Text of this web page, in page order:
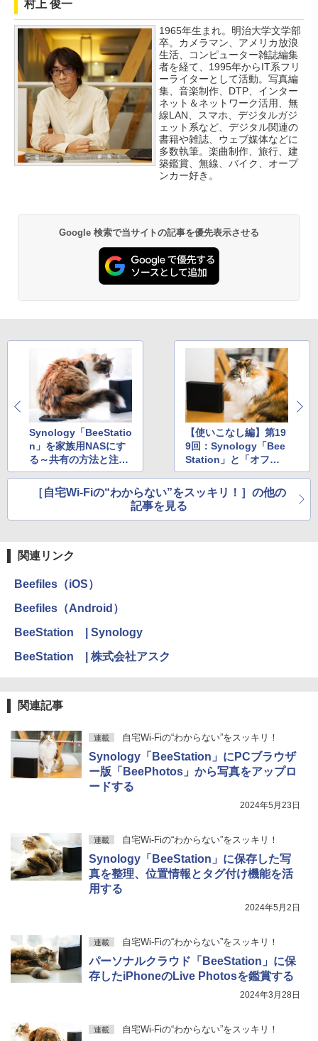
村上 俊一
1965年生まれ。明治大学文学部
卒。カメラマン、アメリカ放浪
生活、コンピューター雑誌編集
者を経て、1995年からIT系フリ
ーライターとして活動。写真編
集、音楽制作、DTP、インター
ネット＆ネットワーク活用、無
線LAN、スマホ、デジタルガジ
ェット系など、デジタル関連の
書籍や雑誌、ウェブ媒体などに
多数執筆。楽曲制作、旅行、建
築鑑賞、無線、バイク、オープ
ンカー好き。
Google 検索で当サイトの記事を優先表示させる
Synology「BeeStatio
n」を家族用NASにす
る～共有の方法と注意
点
【使いこなし編】第19
9回：Synology「Bee
Station」と「オフラ
インアクセス」機能
で、ファイルを便利に
持ち歩く
［自宅Wi-Fiの“わからない”をスッキリ！］の他の
記事を見る
関連リンク
Beefiles（iOS）
Beefiles（Android）
BeeStation | Synology
BeeStation | 株式会社アスク
関連記事
連載 自宅Wi-Fiの“わからない”をスッキリ！
Synology「BeeStation」にPCブラウザ
ー版「BeePhotos」から写真をアップロ
ードする
2024年5月23日
連載 自宅Wi-Fiの“わからない”をスッキリ！
Synology「BeeStation」に保存した写
真を整理、位置情報とタグ付け機能を活
用する
2024年5月2日
連載 自宅Wi-Fiの“わからない”をスッキリ！
パーソナルクラウド「BeeStation」に保
存したiPhoneのLive Photosを鑑賞する
2024年3月28日
連載 自宅Wi-Fiの“わからない”をスッキリ！